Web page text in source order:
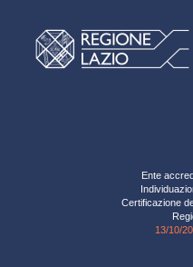
Ente
Certificazione
13/10/